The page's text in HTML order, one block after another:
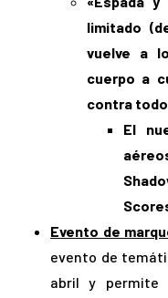
limitado
vuelve a
cuerpo a
contra
El
Evento de
evento de
abril y permite